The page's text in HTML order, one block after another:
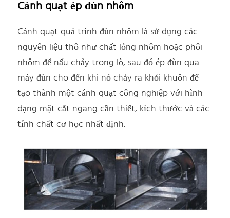
Cánh quạt ép đùn nhôm
Cánh quạt quá trình đùn nhôm là sử dụng các
nguyên liệu thô như chất lỏng nhôm hoặc phôi
nhôm để nấu chảy trong lò, sau đó ép đùn qua
máy đùn cho đến khi nó chảy ra khỏi khuôn để
tạo thành một cánh quạt công nghiệp với hình
dạng mặt cắt ngang cần thiết, kích thước và các
tính chất cơ học nhất định.